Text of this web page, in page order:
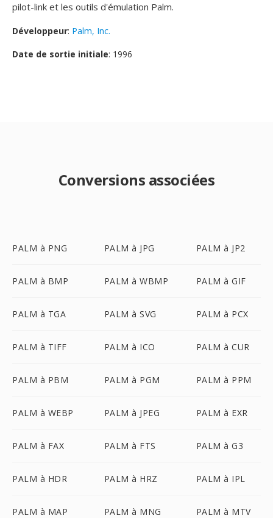
pilot-link et les outils d'émulation Palm.
Développeur: Palm, Inc.
Date de sortie initiale: 1996
Conversions associées
PALM à PNG PALM à JPG PALM à JP2
PALM à BMP PALM à WBMP PALM à GIF
PALM à TGA PALM à SVG PALM à PCX
PALM à TIFF PALM à ICO PALM à CUR
PALM à PBM PALM à PGM PALM à PPM
PALM à WEBP PALM à JPEG PALM à EXR
PALM à FAX PALM à FTS PALM à G3
PALM à HDR PALM à HRZ PALM à IPL
PALM à MAP PALM à MNG PALM à MTV